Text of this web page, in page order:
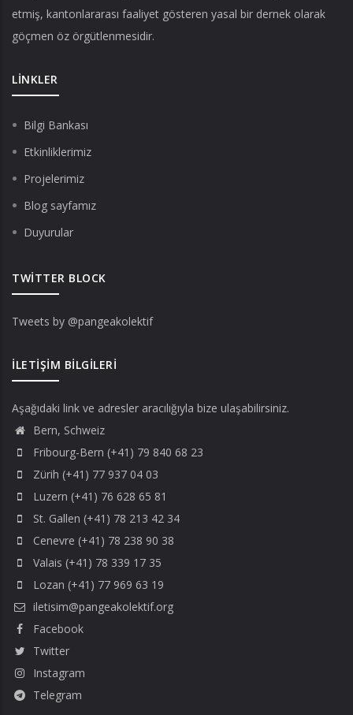
etmiş, kantonlararası faaliyet gösteren yasal bir dernek olarak
göçmen öz örgütlenmesidir.
LINKLER
Bilgi Bankası
Etkinliklerimiz
Projelerimiz
Blog sayfamız
Duyurular
TWITTER BLOCK
Tweets by @pangeakolektif
İLETIŞIM BILGILERI
Aşağıdaki link ve adresler aracılığıyla bize ulaşabilirsiniz.
Bern, Schweiz
Fribourg-Bern (+41) 79 840 68 23
Zürih (+41) 77 937 04 03
Luzern (+41) 76 628 65 81
St. Gallen (+41) 78 213 42 34
Cenevre (+41) 78 238 90 38
Valais (+41) 78 339 17 35
Lozan (+41) 77 969 63 19
iletisim@pangeakolektif.org
Facebook
Twitter
Instagram
Telegram